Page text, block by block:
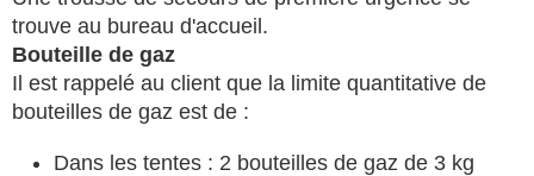
trouve au bureau d'accueil.
Bouteille de gaz
Il est rappelé au client que la limite quantitative de
bouteilles de gaz est de :
Dans les tentes : 2 bouteilles de gaz de 3 kg